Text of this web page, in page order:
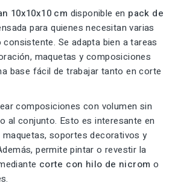
10x10x10 cm disponible en pack de
para quienes necesitan varias
Se adapta bien a tareas
maquetas y composiciones
base fácil de trabajar tanto en corte
composiciones con volumen sin
al conjunto. Esto es interesante en
soportes decorativos y
permite pintar o revestir la
corte con hilo de nicrom o